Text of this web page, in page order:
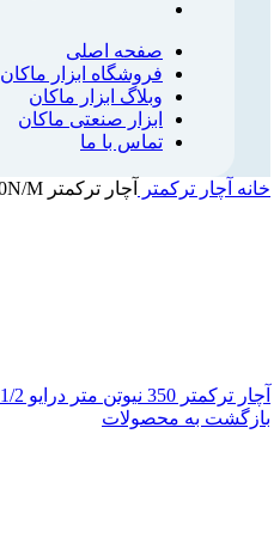
صفحه اصلی
فروشگاه ابزار ماکان
وبلاگ ابزار ماکان
ابزار صنعتی ماکان
تماس با ما
خانه آچار ترکمتر آچار ترکمتر 450N/M نیوتن متر سلپرو SELPRO
آچار ترکمتر 350 نیوتن متر درایو 1/2 سلپرو
بازگشت به محصولات